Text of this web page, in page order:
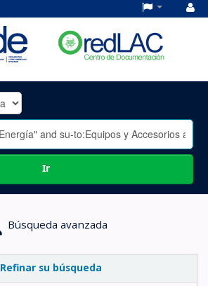
Ir
Búsqueda avanzada
Refinar su búsqueda